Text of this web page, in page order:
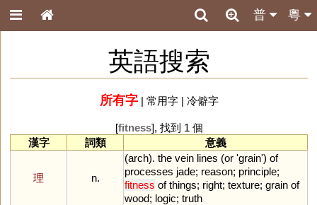
粵
普
英語搜索
所有字| 常用字| 冷僻字
[fitness], 找到 1 個
漢字
詞類 意義
理 n.
(arch). the vein lines (or 'grain') of
processes jade; reason; principle;
fitness of things; right; texture; grain of
wood; logic; truth